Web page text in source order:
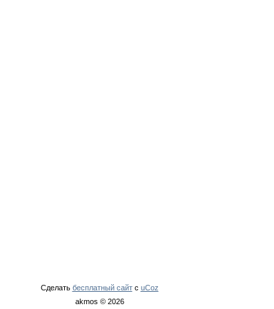
Сделать бесплатный сайтс uCoz
akmos © 2026